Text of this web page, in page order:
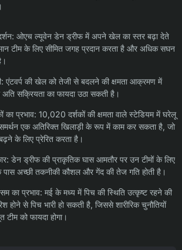
ओएच ल्यूवेन डेन ड्रीफ में अपने खेल का स्तर बढ़ा देते
टीम के लिए सीमित जगह प्रदान करता है और अधिक सघन
एंटवर्प की खेल को तेजी से बदलने की क्षमता आक्रमण में
अति सक्रियता का फायदा उठा सकती है।
प्रभाव: 10,020 दर्शकों की क्षमता वाले स्टेडियम में घरेलू
एक अतिरिक्त खिलाड़ी के रूप में काम कर सकता है, जो
के लिए प्रेरित करता है।
डेन ड्रीफ की प्राकृतिक घास आमतौर पर उन टीमों के लिए
अच्छी तकनीकी कौशल और गेंद की तेज गति होती है।
का प्रभाव: मई के मध्य में पिच की स्थिति उत्कृष्ट रहने की
होने से पिच भारी हो सकती है, जिससे शारीरिक चुनौतियों
टीम को फायदा होगा।